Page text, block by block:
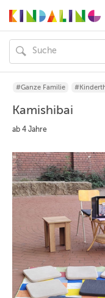
#Ganze Familie
Kamishibai
ab 4 Jahre